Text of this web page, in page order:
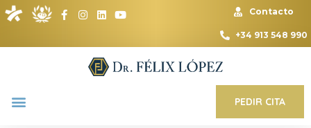
Contacto
+34 913 548 990
PEDIR CITA